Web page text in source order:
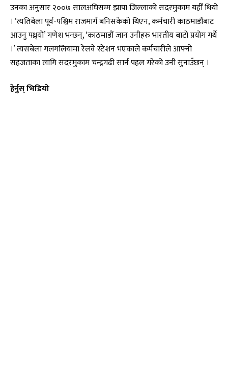
उनका अनुसार २००७ सालअघिसम्म झापा जिल्लाको सदरमुकाम यहीँ थियो
। ‘त्यतिबेला पूर्व-पश्चिम राजमार्ग बनिसकेको थिएन, कर्मचारी काठमाडौंबाट
आउनु पथ्र्यो’ गणेश भन्छन्, ‘काठमाडौं जान उनीहरु भारतीय बाटो प्रयोग गर्थे
।’ त्यसबेला गलगलियामा रेलवे स्टेशन भएकाले कर्मचारीले आफ्नो
सहजताका लागि सदरमुकाम चन्द्रगढी सार्न पहल गरेको उनी सुनाउँछन् ।
हेर्नुस् भिडियो